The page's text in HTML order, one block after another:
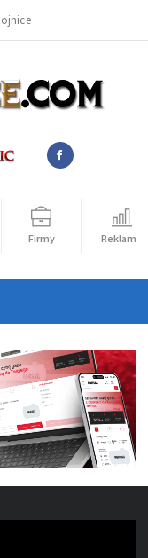
Firmy Reklama